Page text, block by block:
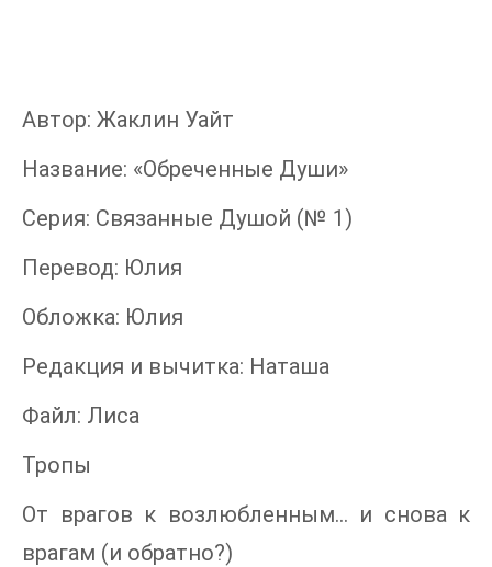
Автор: Жаклин Уайт
Название: «Обреченные Души»
Серия: Связанные Душой (№ 1)
Перевод: Юлия
Обложка: Юлия
Редакция и вычитка: Наташа
Файл: Лиса
Тропы
От врагов к возлюбленным… и снова к
врагам (и обратно?)